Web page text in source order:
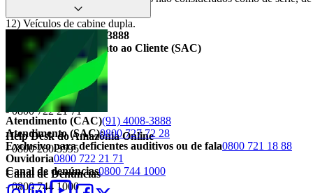
12) Veículos de cabine dupla.
Telefone Geral: 4008-3888
Serviço de Atendimento ao Cliente (SAC)
- 0800-727 72 28
- 0800-721 18 88
Ouvidoria
- 0800 722 21 71
Help Desk do Amazônia Online
- 0800 280 3595
Canal de Denúncias
- 0800 744 1000
Atendimento (CAC)(91) 4008-3888
Atendimento (SAC)0800 727 72 28
Exclusivo para deficientes auditivos ou de fala0800 721 18 88
Ouvidoria0800 722 21 71
Canal de denúncias0800 744 1000